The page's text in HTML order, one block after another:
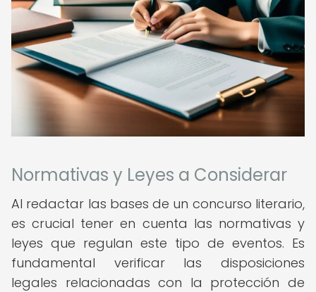
Normativas y Leyes a Considerar
Al redactar las bases de un concurso literario,
es crucial tener en cuenta las normativas y
leyes que regulan este tipo de eventos. Es
fundamental verificar las disposiciones
legales relacionadas con la protección de